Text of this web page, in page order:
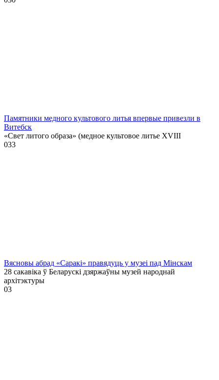
Памятники медного культового литья впервые привезли в
Витебск
«Свет литого образа» (медное культовое литье XVIII
033
Вясновы абрад «Саракі» правядуць у музеі пад Мінскам
28 сакавіка ў Беларускі дзяржаўны музей народнай
архітэктуры
03